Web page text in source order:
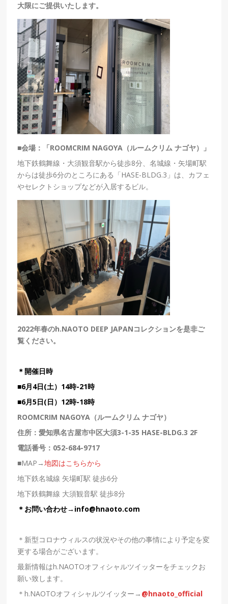
大限にご提供いたします。
■会場：「ROOMCRIM NAGOYA（ルームクリム ナゴヤ）」
地下鉄鶴舞線・大須観音駅から徒歩8分、名城線・矢場町駅
からは徒歩6分のところにある「HASE-BLDG.3」は、カフェ
やセレクトショップなどが入居するビル。
2022年春のh.NAOTO DEEP JAPANコレクションを是非ご
覧ください。
＊開催日時
■6月4日(土）14時-21時
■6月5日(日） 12時-18時
ROOMCRIM NAGOYA（ルームクリム ナゴヤ）
住所：愛知県名古屋市中区大須3-1-35 HASE-BLDG.3 2F
電話番号： 052-684-9717
■MAP→地図はこちらから
地下鉄名城線 矢場町駅 徒歩6分
地下鉄鶴舞線 大須観音駅 徒歩8分
＊お問い合わせ→ info@hnaoto.com
＊新型コロナウィルスの状況やその他の事情により予定を変
更する場合がございます。
最新情報はh.NAOTOオフィシャルツイッターをチェックお
願い致します。
＊h.NAOTOオフィシャルツイッター→ @hnaoto_official